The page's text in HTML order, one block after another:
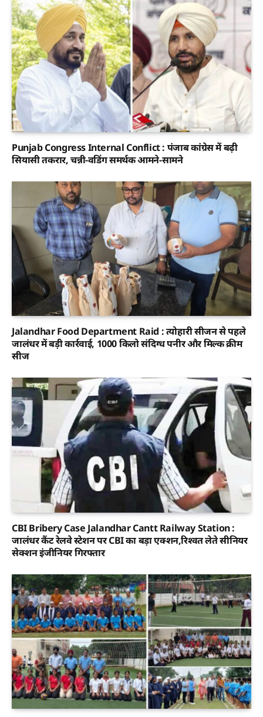
Punjab Congress Internal Conflict : पंजाब कांग्रेस में बढ़ी
सियासी तकरार, चन्नी-वडिंग समर्थक आमने-सामने
Jalandhar Food Department Raid : त्योहारी सीजन से पहले
जालंधर में बड़ी कार्रवाई, 1000 किलो संदिग्ध पनीर और मिल्क क्रीम
सीज
CBI Bribery Case Jalandhar Cantt Railway Station :
जालंधर कैंट रेलवे स्टेशन पर CBI का बड़ा एक्शन,रिश्वत लेते सीनियर
सेक्शन इंजीनियर गिरफ्तार